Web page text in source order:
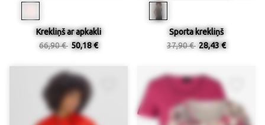
Krekliņš ar apkakli
66,90 € 50,18 €
Sporta krekliņš
37,90 € 28,43 €